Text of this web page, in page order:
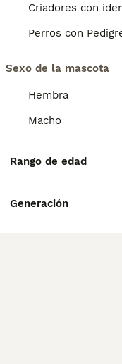
Criadores con
Perros con
Sexo de la mascota
Hembra
Macho
Rango de edad
Generación